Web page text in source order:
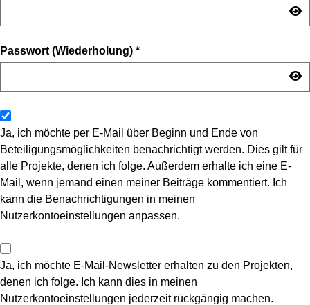
Passwort (Wiederholung) *
Ja, ich möchte per E-Mail über Beginn und Ende von
Beteiligungsmöglichkeiten benachrichtigt werden. Dies gilt für
alle Projekte, denen ich folge. Außerdem erhalte ich eine E-
Mail, wenn jemand einen meiner Beiträge kommentiert. Ich
kann die Benachrichtigungen in meinen
Nutzerkontoeinstellungen anpassen.
Ja, ich möchte E-Mail-Newsletter erhalten zu den Projekten,
denen ich folge. Ich kann dies in meinen
Nutzerkontoeinstellungen jederzeit rückgängig machen.